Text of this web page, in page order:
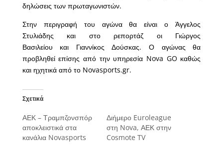
δηλώσεις των πρωταγωνιστών.
Στην περιγραφή του αγώνα θα είναι ο Άγγελος
Στυλιάδης και στο ρεπορτάζ οι Γιώργος
Βασιλείου και Γιαννίκος Δούσκας. Ο αγώνας θα
προβληθεί επίσης από την υπηρεσία Nova GO καθώς
και ηχητικά από το Novasports.gr.
Σχετικά
ΑΕΚ – Τραμπζονσπόρ
αποκλειστικά στα
κανάλια Novasports
Διήμερο Euroleague
στη Nova, ΑΕΚ στην
Cosmote TV